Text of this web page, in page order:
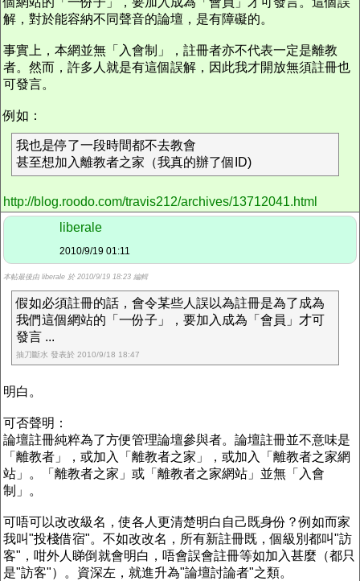
解，對於能容納不同聲音的論壇，是有障礙的。
事實上，本網並無「入會制」，註冊者亦不代表一定是離教
者。然而，許多人就是有這個誤解，因此我才開放無須註冊也
可發言。
例如：
我也是停了一段時間都不去教會
甚至想加入離教者之家（我真的辦了個ID)
http://blog.roodo.com/travis212/archives/13712041.html
liberale
2010/9/19 01:11
本帖最後由 liberale 於 2010/9/19 18:23 編輯
假如必須註冊的話，會令某些人誤以為註冊是為了成為
我們這個網站的「一份子」，要加入成為「會員」才可
發言 ...
抽刀斷水 發表於 2010/9/18 18:47
明白。
可否聲明：
論壇註冊純粹為了方便管理論壇參與者。論壇註冊並不意味是
「離教者」，或加入「離教者之家」，或加入「離教者之家網
站」。「離教者之家」或「離教者之家網站」並無「入會
制」。
可唔可以改改級名，使各人更清楚明白自己既身份？例如而家
我叫"投棧借宿"。不如改改名，所有新註冊既，個級別都叫"訪
客"，咁外人睇倒就會明白，唔會誤會註冊等如加入甚麼（都只
是"訪客"）。資深左，就進升為"論壇討論者"之類。